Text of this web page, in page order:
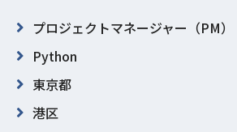
プロジェクトマネージャー（PM）
Python
東京都
港区